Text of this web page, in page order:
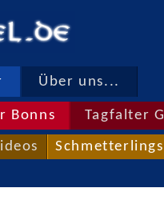
Über uns...
Bonns Tagfalter